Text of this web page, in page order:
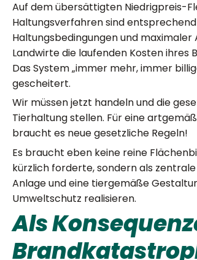
Auf dem übersättigten Niedrigpreis-
Haltungsverfahren sind
Haltungsbedingungen und
Landwirte die laufenden Kosten
Das System „immer mehr, immer
gescheitert.
Wir müssen jetzt handeln und die
Tierhaltung stellen. Für eine
braucht es neue gesetzliche Regeln!
Es braucht eben keine reine
kürzlich forderte, sondern als
Anlage und eine tiergemäße
Umweltschutz realisieren.
Als